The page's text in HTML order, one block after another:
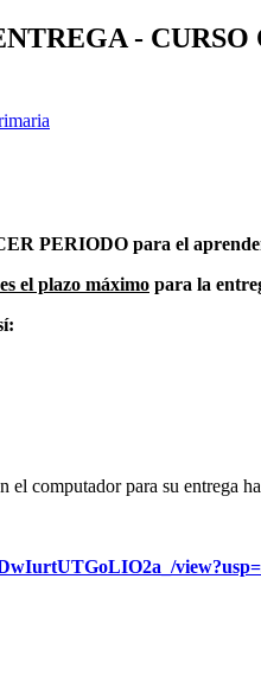
-
PERIODO para el
el plazo máximo para la
computador para su entrega